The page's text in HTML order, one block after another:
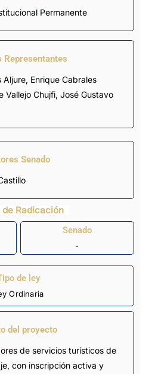
Permanente
Representantes
Aljure, Enrique Cabrales
Vallejo Chujfi, José Gustavo
Senado
de Radicación
Senado
-
de ley
Ordinaria
del proyecto
de servicios turísticos de
con inscripción activa y